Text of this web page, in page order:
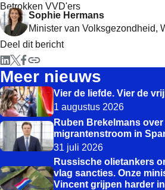
Betrokken VVD'ers
Sophie Hermans
Minister van Volksgezondheid,
Deel dit bericht
Meer nieuws
Vier de liefde. Vier de
1 augustus 2026
Ruben Brekelmans
migrantenstroom in
31 juli 2026
Russische olietankers
vlag sancties. Onze
Vincent grijpen harder